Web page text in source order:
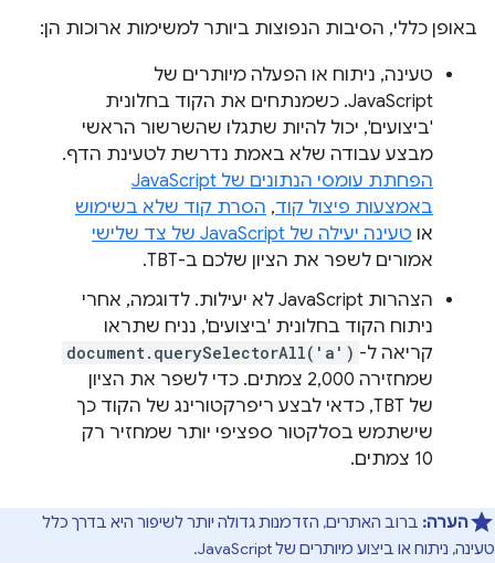
באופן כללי, הסיבות הנפוצות ביותר למשימות ארוכות הן:
טעינה, ניתוח או הפעלה מיותרים של
JavaScript. כשמנתחים את הקוד בחלונית
'ביצועים', יכול להיות שתגלו שהשרשור הראשי
מבצע עבודה שלא באמת נדרשת לטעינת הדף.
הפחתת עומסי הנתונים של JavaScript
באמצעות פיצול קוד, הסרת קוד שלא בשימוש
או טעינה יעילה של JavaScript של צד שלישי
אמורים לשפר את הציון שלכם ב-TBT.
הצהרות JavaScript לא יעילות. לדוגמה, אחרי
ניתוח הקוד בחלונית 'ביצועים', נניח שתראו
קריאה ל- document.querySelectorAll('a')
שמחזירה 2,000 צמתים. כדי לשפר את הציון
של TBT, כדאי לבצע ריפרקטורינג של הקוד כך
שישתמש בסלקטור ספציפי יותר שמחזיר רק
10 צמתים.
הערה: ברוב האתרים, הזדמנות גדולה יותר לשיפור היא בדרך כלל
טעינה, ניתוח או ביצוע מיותרים של JavaScript.